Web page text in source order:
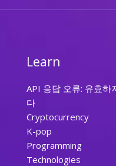
Learn
API 응답 오류: 유효하
다
Cryptocurrency
K-pop
Programming
Technologies